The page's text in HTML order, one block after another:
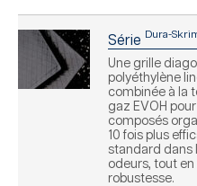
Série Dura-
Une grille
polyéthylène
combinée à la
gaz EVOH
composés
10 fois plus
standard dans
odeurs, tout
robustesse.